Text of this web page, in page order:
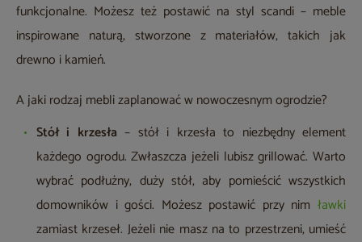
funkcjonalne. Możesz też postawić na styl scandi – meble
inspirowane naturą, stworzone z materiałów, takich jak
drewno i kamień.
A jaki rodzaj mebli zaplanować w nowoczesnym ogrodzie?
Stół i krzesła – stół i krzesła to niezbędny element
każdego ogrodu. Zwłaszcza jeżeli lubisz grillować. Warto
wybrać podłużny, duży stół, aby pomieścić wszystkich
domowników i gości. Możesz postawić przy nim ławki
zamiast krzeseł. Jeżeli nie masz na to przestrzeni, umieść